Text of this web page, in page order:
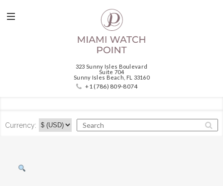
323 Sunny Isles Boulevard
Suite 704
Sunny Isles Beach, FL 33160
+1 (786) 809-8074
Currency: